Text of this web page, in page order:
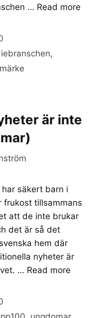
… Read more
,
är inte
säkert barn i
frukost tillsammans
att de inte brukar
det är så det
hem där
nyheter är
… Read more